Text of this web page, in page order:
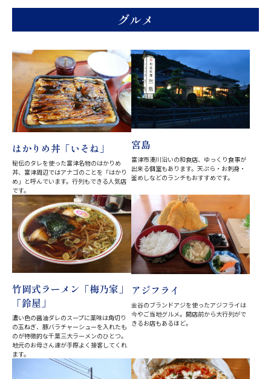
グルメ
はかりめ丼「いそね」
秘伝のタレを使った富津名物のはかりめ
丼、富津周辺ではアナゴのことを「はかり
め」と呼んでいます。行列もできる人気店
です。
宮島
富津市湊川沿いの和食店、ゆっくり食事が
出来る個室もあります。天ぷら・お刺身・
釜めしなどのランチもおすすめです。
竹岡式ラーメン「梅乃家」
「鈴屋」
濃い色の醤油ダレのスープに薬味は角切り
の玉ねぎ、豚バラチャーシューを入れたも
のが特徴的な千葉三大ラーメンのひとつ。
地元のお母さん達が手際よく接客してくれ
ます。
アジフライ
金谷のブランドアジを使ったアジフライは
今やご当地グルメ。開店前から大行列がで
きるお店もあるほど。